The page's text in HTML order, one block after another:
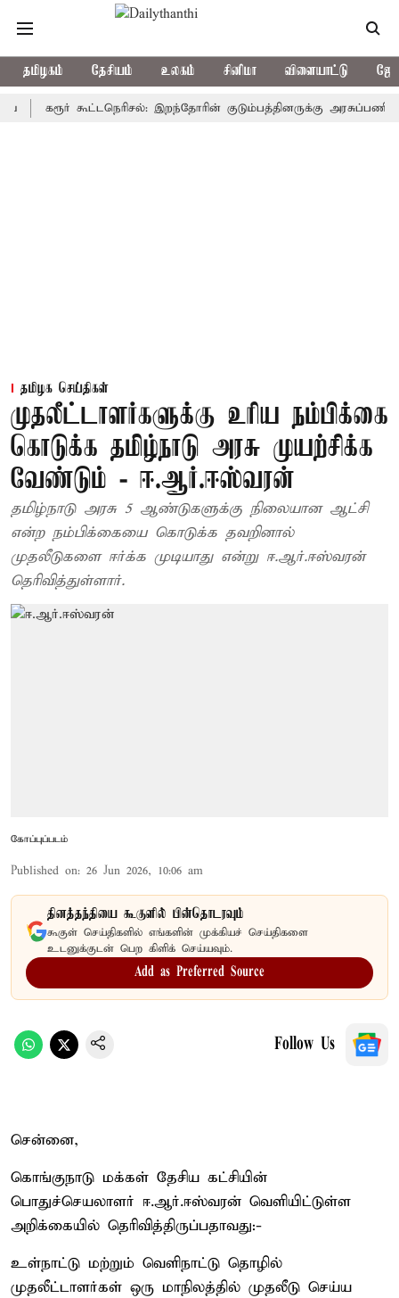
தமிழகம் தேசியம் உலகம் சினிமா விளையாட்டு
கரூர் கூட்டநெரிசல்: இறந்தோரின் குடும்பத்தினருக்கு அரசுப்பணி
தமிழக செய்திகள்
முதலீட்டாளர்களுக்கு உரிய நம்பிக்கை
கொடுக்க தமிழ்நாடு அரசு முயற்சிக்க
வேண்டும் - ஈ.ஆர்.ஈஸ்வரன்
தமிழ்நாடு அரசு 5 ஆண்டுகளுக்கு நிலையான ஆட்சி
என்ற நம்பிக்கையை கொடுக்க தவறினால்
முதலீடுகளை ஈர்க்க முடியாது என்று ஈ.ஆர்.ஈஸ்வரன்
தெரிவித்துள்ளார்.
கோப்புப்படம்
Published on: 26 Jun 2026, 10:06 am
தினத்தந்தியை கூகுளில் பின்தொடரவும்
கூகுள் செய்திகளில் எங்களின் முக்கியச் செய்திகளை
உடனுக்குடன் பெற கிளிக் செய்யவும்.
Add as Preferred Source
Follow Us
சென்னை,
கொங்குநாடு மக்கள் தேசிய கட்சியின்
பொதுச்செயலாளர் ஈ.ஆர்.ஈஸ்வரன் வெளியிட்டுள்ள
அறிக்கையில் தெரிவித்திருப்பதாவது:-
உள்நாட்டு மற்றும் வெளிநாட்டு தொழில்
முதலீட்டாளர்கள் ஒரு மாநிலத்தில் முதலீடு செய்ய